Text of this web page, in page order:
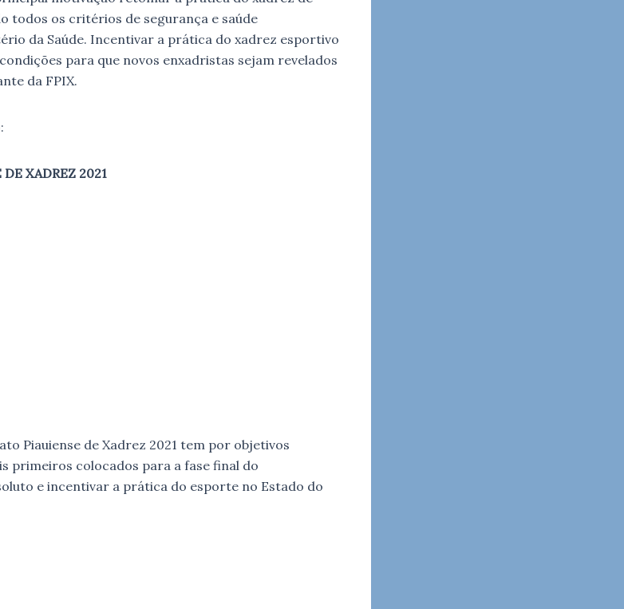
todos os critérios de segurança e saúde
da Saúde. Incentivar a prática do xadrez esportivo
para que novos enxadristas sejam revelados
da FPIX.
XADREZ 2021
Piauiense de Xadrez 2021 tem por objetivos
primeiros colocados para a fase final do
e incentivar a prática do esporte no Estado do